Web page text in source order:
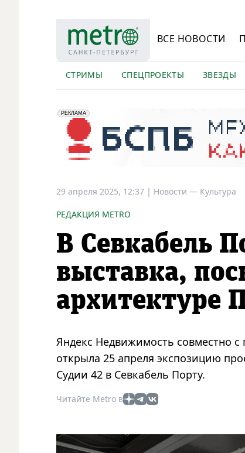
ВСЕ НОВОСТИ
СТРИМЫ СПЕЦПРОЕКТЫ ЗВЕЗДЫ
erid: 2VfnxyFybV5
РЕКЛАМА
ПАО "Банк "Санкт-Петербург", ИНН: 7831000027
29 апреля 2025, 12:37 | Новости — Культура
РЕДАКЦИЯ METRO
В Севкабель
выставка,
архитектуре
Яндекс Недвижимость совместно с
открыла 25 апреля экспозицию
Судии 42 в Севкабель Порту.
Читайте Metro в